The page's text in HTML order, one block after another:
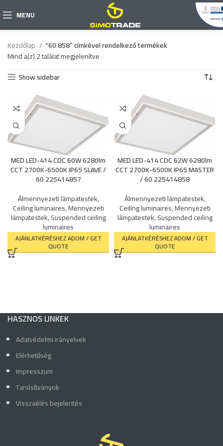
MENU
Kezdőlap
“60 858” címkével rendelkező termékek
Mind a(z) 2 találat megjelenítve
Show sidebar
MED LED-414 CDC 60W 6280lm
CCT 2700K-6500K IP65 SLAVE /
60 225414857
Álmennyezeti lámpatestek,
Ceiling luminaires,Mennyezeti
lámpatestek,Suspended ceiling
luminaires
AJÁNLATKÉRÉSHEZ ADOM / GET
QUOTE
MED LED-414 CDC 62W 6280lm
CCT 2700K-6500K IP65 MASTER
/ 60 225414858
Álmennyezeti lámpatestek,
Ceiling luminaires,Mennyezeti
lámpatestek,Suspended ceiling
luminaires
AJÁNLATKÉRÉSHEZ ADOM / GET
QUOTE
HASZNOS LINKEK
Adatvédelmi irányelvek
Elérhetőség
Impresszum
Tanúsítványok
Visszaélés bejelentés